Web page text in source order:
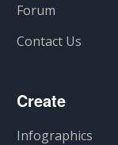
Forum
Contact Us
Create
Infographics